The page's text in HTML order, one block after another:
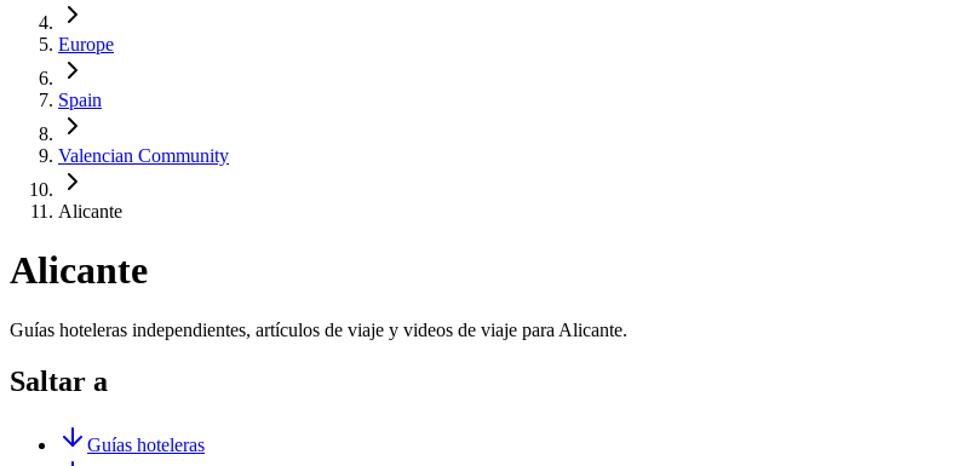
Europe
Spain
Valencian Community
Alicante
Alicante
Guías hoteleras independientes, artículos de viaje y videos de viaje para Alicante.
Saltar a
Guías hoteleras